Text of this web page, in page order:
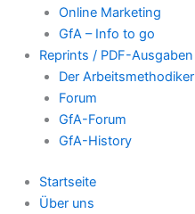
Online Marketing
GfA – Info to go
Reprints / PDF-Ausgaben
Der Arbeitsmethodiker
Forum
GfA-Forum
GfA-History
Startseite
Über uns